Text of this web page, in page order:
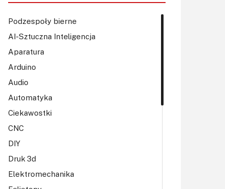
Do pobrania
Podzespoły bierne
AI-Sztuczna Inteligencja
Aparatura
Arduino
Audio
Automatyka
Ciekawostki
CNC
DIY
Druk 3d
Elektromechanika